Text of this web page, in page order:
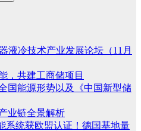
液冷技术产业发展论坛（11月
，共建工商储项目
国能源形势以及《中国新型储
业链全景解析
系统获欧盟认证！德国基地量